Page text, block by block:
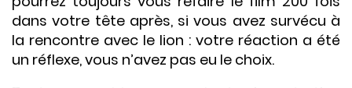
dans votre tête après, si vous avez survécu à
la rencontre avec le lion : votre réaction a été
un réflexe, vous n’avez pas eu le choix.